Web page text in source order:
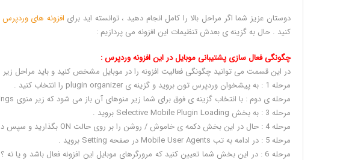
دوستان عزیز شما اگر مراحل بالا را کامل انجام دهید ، توانسته اید برای افزونه های وردپرس
کنید . حال به گزینه ی بعدش تنظیمات این افزونه می پردازیم :
چگونگی فعال سازی پشتیبانی موبایل در این افزونه وردپرس :
در این قسمت می توانید چگونگی فعالیت افزونه را در موبایل مشخص کنید و باید مراحل زیر
مرحله 1 : به پیشخوان وردپرس تون بروید و گزینه ی plugin organizer را انتخاب کنید .
مرحله ی دوم : با انتخاب گزینه ی فوق برای شما زیر منوهای آن باز می شود که زیر منوی Settings را انتخاب کنید تا به صفحه ی تنظیماتش بروید .
مرحله 3 : به بخش Selective Mobile Plugin Loading بروید .
مرحله 4 : حال در این بخش دکمه ی خاموش / روشن را بر روی حالت ON بگذارید و سپس در پایین صفحه بر روی گزینه ی Save Setting کلیک کنید .
مرحله 5 : در ادامه به تب Mobile User Agents در صفحه Setting بروید .
مرحله 6 : در این بخش شما تعیین کنید که مرورگرهای موبایل این افزونه فعال باشد و